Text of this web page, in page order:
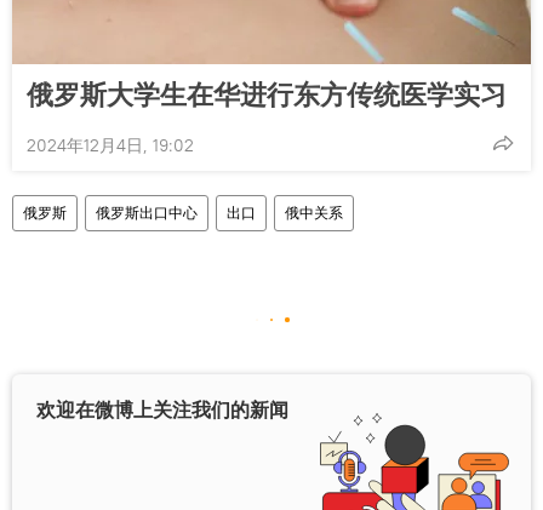
俄罗斯大学生在华进行东方传统医学实习
2024年12月4日, 19:02
俄罗斯 俄罗斯出口中心 出口 俄中关系
欢迎在微博上关注我们的新闻